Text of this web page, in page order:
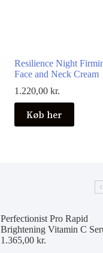
Resilience Night
Face and Neck Cream
1.220,00kr.
Køb her
Perfectionist Pro Rapid
Brightening Vitamin C
1.365,00 kr.